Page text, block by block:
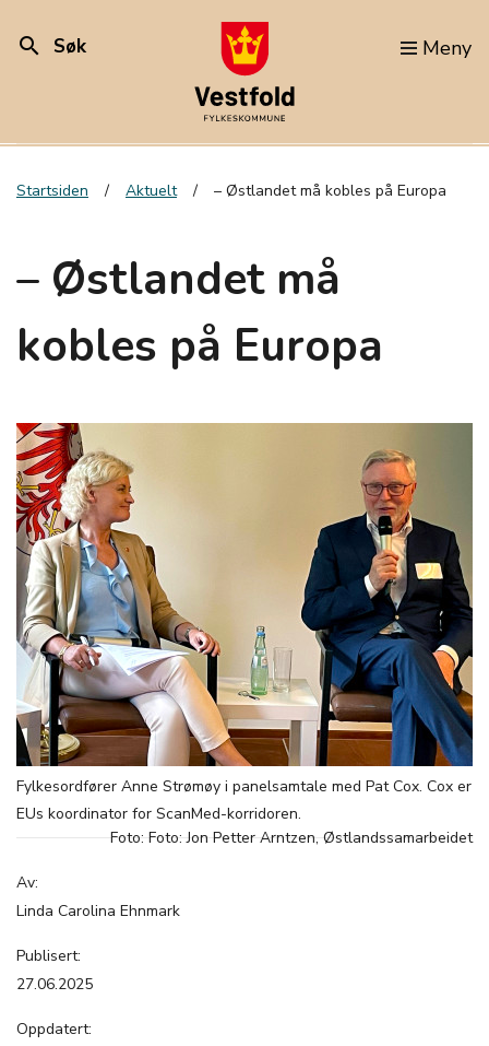
search Søk Meny
Startsiden Aktuelt – Østlandet må kobles på Europa
– Østlandet må
kobles på Europa
Fylkesordfører Anne Strømøy i panelsamtale med Pat Cox. Cox er
EUs koordinator for ScanMed-korridoren.
Foto: Foto: Jon Petter Arntzen, Østlandssamarbeidet
Av:
Linda Carolina Ehnmark
Publisert:
27.06.2025
Oppdatert: